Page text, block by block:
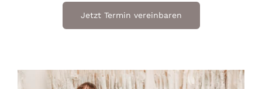
Jetzt Termin vereinbaren